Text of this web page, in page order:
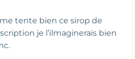
tente bien ce sirop de
je l’ilmaginerais bien